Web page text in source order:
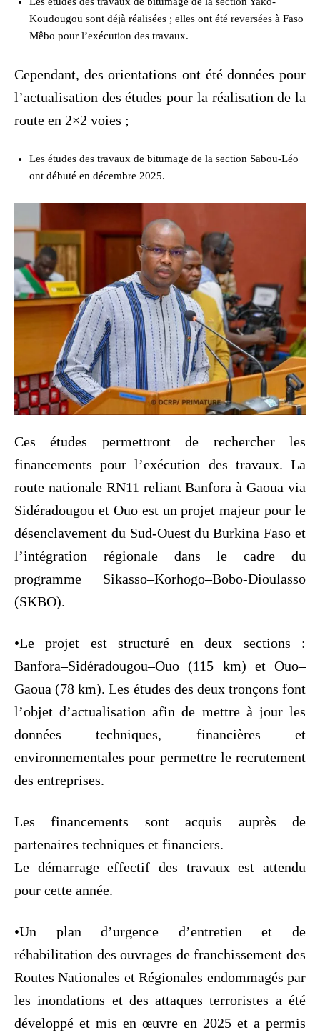
Koudougou sont déjà réalisées ; elles ont été reversées à Faso
Mêbo pour l’exécution des travaux.
Cependant, des orientations ont été données pour
l’actualisation des études pour la réalisation de la
route en 2×2 voies ;
Les études des travaux de bitumage de la section Sabou-Léo
ont débuté en décembre 2025.
Ces études permettront de rechercher les
financements pour l’exécution des travaux. La
route nationale RN11 reliant Banfora à Gaoua via
Sidéradougou et Ouo est un projet majeur pour le
désenclavement du Sud-Ouest du Burkina Faso et
l’intégration régionale dans le cadre du
programme Sikasso–Korhogo–Bobo-Dioulasso
(SKBO).
•Le projet est structuré en deux sections :
Banfora–Sidéradougou–Ouo (115 km) et Ouo–
Gaoua (78 km). Les études des deux tronçons font
l’objet d’actualisation afin de mettre à jour les
données techniques, financières et
environnementales pour permettre le recrutement
des entreprises.
Les financements sont acquis auprès de
partenaires techniques et financiers.
Le démarrage effectif des travaux est attendu
pour cette année.
•Un plan d’urgence d’entretien et de
réhabilitation des ouvrages de franchissement des
Routes Nationales et Régionales endommagés par
les inondations et des attaques terroristes a été
développé et mis en œuvre en 2025 et a permis